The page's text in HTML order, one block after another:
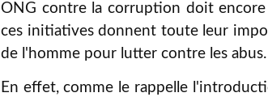
ONG contre la corruption doit
ces initiatives donnent toute leur
de l'homme pour lutter contre les abus.
En effet, comme le rappelle